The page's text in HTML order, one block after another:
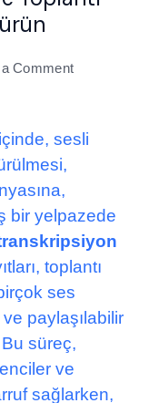
Commenton
Röportaj,
Ders
Kaydı
ve
Toplantı
Seslerini
Metne
Dönüştürün
sesli
bir yelpazede
toplantı
ses
paylaşılabilir
süreç,
ve
sağlarken,